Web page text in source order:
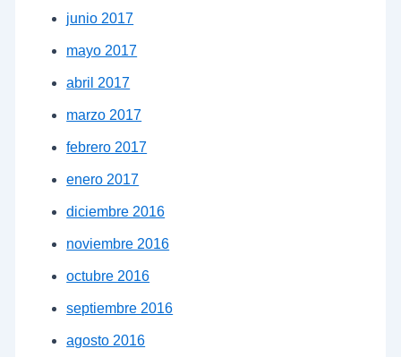
junio 2017
mayo 2017
abril 2017
marzo 2017
febrero 2017
enero 2017
diciembre 2016
noviembre 2016
octubre 2016
septiembre 2016
agosto 2016